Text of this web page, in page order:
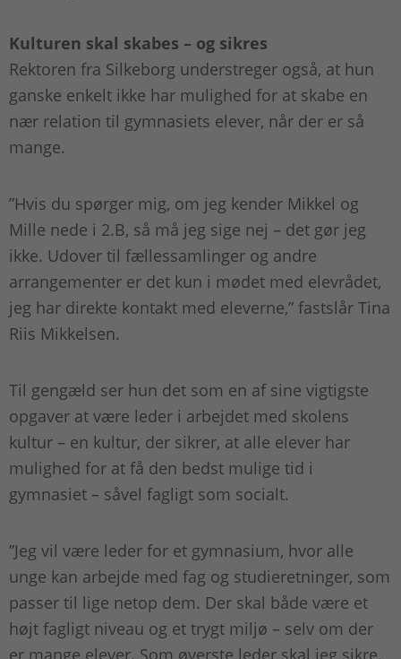
Kulturen skal skabes – og sikres
Rektoren fra Silkeborg understreger også, at hun
ganske enkelt ikke har mulighed for at skabe en
nær relation til gymnasiets elever, når der er så
mange.
”Hvis du spørger mig, om jeg kender Mikkel og
Mille nede i 2.B, så må jeg sige nej – det gør jeg
ikke. Udover til fællessamlinger og andre
arrangementer er det kun i mødet med elevrådet,
jeg har direkte kontakt med eleverne,” fastslår Tina
Riis Mikkelsen.
Til gengæld ser hun det som en af sine vigtigste
opgaver at være leder i arbejdet med skolens
kultur – en kultur, der sikrer, at alle elever har
mulighed for at få den bedst mulige tid i
gymnasiet – såvel fagligt som socialt.
”Jeg vil være leder for et gymnasium, hvor alle
unge kan arbejde med fag og studieretninger, som
passer til lige netop dem. Der skal både være et
højt fagligt niveau og et trygt miljø – selv om der